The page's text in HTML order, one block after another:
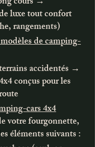
luxe tout confort
rangements)
de camping-
accidentés →
conçus pour les
cars 4x4
votre fourgonnette,
éléments suivants :